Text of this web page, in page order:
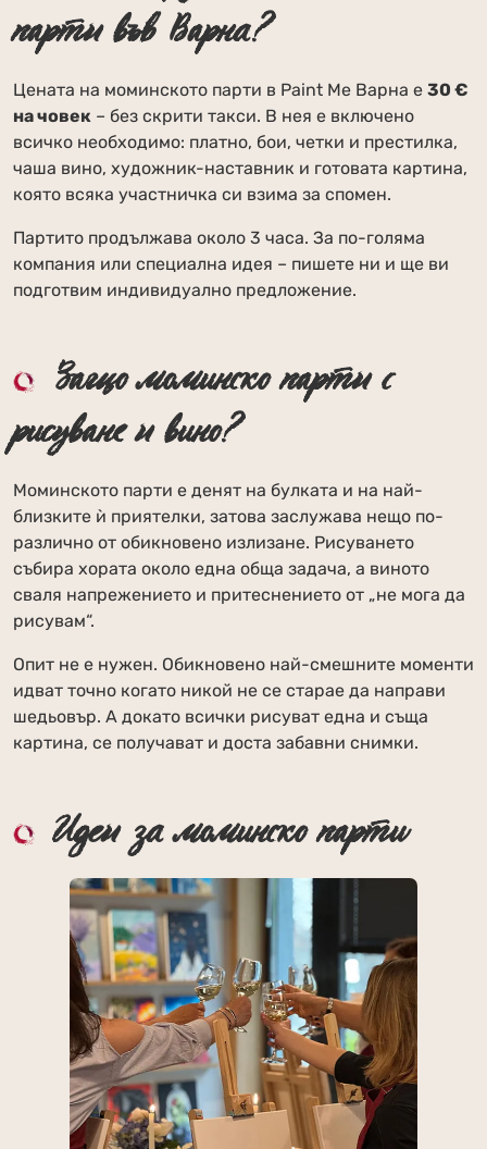
парти във Варна?
Цената на моминското парти в Paint Me Варна е 30 €
на човек – без скрити такси. В нея е включено
всичко необходимо: платно, бои, четки и престилка,
чаша вино, художник-наставник и готовата картина,
която всяка участничка си взима за спомен.
Партито продължава около 3 часа. За по-голяма
компания или специална идея – пишете ни и ще ви
подготвим индивидуално предложение.
Защо моминско парти с
рисуване и вино?
Моминското парти е денят на булката и на най-
близките ѝ приятелки, затова заслужава нещо по-
различно от обикновено излизане. Рисуването
събира хората около една обща задача, а виното
сваля напрежението и притеснението от „не мога да
рисувам“.
Опит не е нужен. Обикновено най-смешните моменти
идват точно когато никой не се старае да направи
шедьовър. А докато всички рисуват една и съща
картина, се получават и доста забавни снимки.
Идеи за моминско парти